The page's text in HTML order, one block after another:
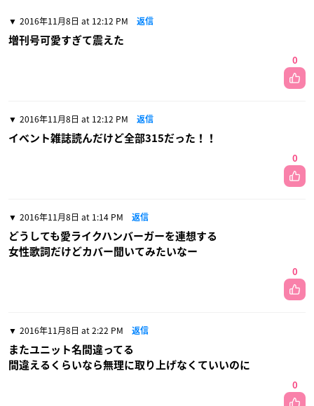
2016年11月8日 at 12:12 PM 返信
増刊号可愛すぎて震えた
0
2016年11月8日 at 12:12 PM 返信
イベント雑誌読んだけど全部315だった！！
0
2016年11月8日 at 1:14 PM 返信
どうしても愛ライクハンバーガーを連想する
女性歌詞だけどカバー聞いてみたいなー
0
2016年11月8日 at 2:22 PM 返信
またユニット名間違ってる
間違えるくらいなら無理に取り上げなくていいのに
0